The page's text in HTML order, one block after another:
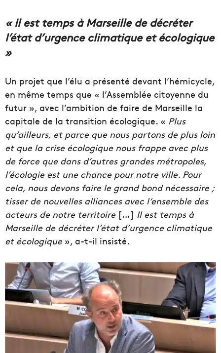
« Il est temps à Marseille de décréter
l’état d’urgence climatique et écologique
»
Un projet que l’élu a présenté devant l’hémicycle,
en même temps que « l’Assemblée citoyenne du
futur », avec l’ambition de faire de Marseille la
capitale de la transition écologique. « Plus
qu’ailleurs, et parce que nous partons de plus loin
et que la crise écologique nous frappe avec plus
de force que dans d’autres grandes métropoles,
l’écologie est une chance pour notre ville. Pour
cela, nous devons faire le grand bond nécessaire ;
tisser de nouvelles alliances avec l‘ensemble des
acteurs de notre territoire […] Il est temps à
Marseille de décréter l’état d’urgence climatique
et écologique», a-t-il insisté.